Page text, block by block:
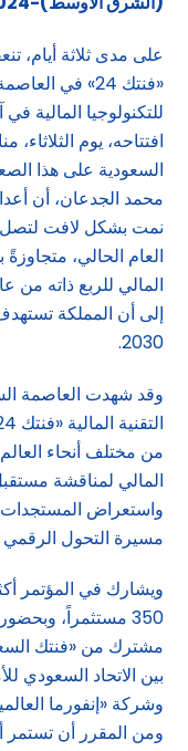
على مدى ثلاثة أيام،
«فنتك 24» في
للتكنولوجيا المالية
افتتاحه، يوم
السعودية على هذا
محمد الجدعان، أن
العام الحالي،
2030.
وقد شهدت العاصمة
من مختلف أنحاء
المالي لمناقشة
واستعراض المستجدات
مسيرة التحول الرقمي
مشترك من «فنتك
بين الاتحاد السعودي
وشركة «إنفورما
ومن المقرر أن تستمر أعماله حتى 5